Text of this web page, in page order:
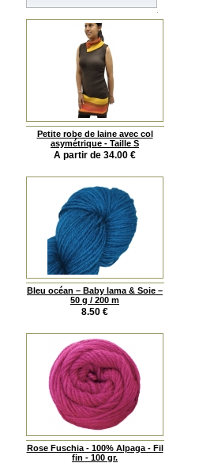
Petite robe de laine avec col
asymétrique - Taille S
A partir de 34.00 €
Bleu océan – Baby lama & Soie –
50 g / 200 m
8.50 €
Rose Fuschia - 100% Alpaga - Fil
fin - 100 gr.